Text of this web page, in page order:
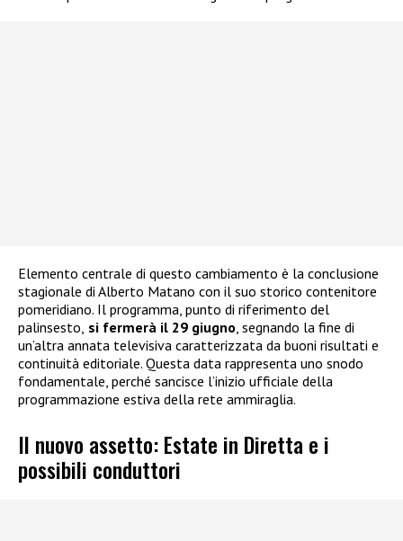
Elemento centrale di questo cambiamento è la conclusione
stagionale di Alberto Matano con il suo storico contenitore
pomeridiano. Il programma, punto di riferimento del
palinsesto, si fermerà il 29 giugno , segnando la fine di
un’altra annata televisiva caratterizzata da buoni risultati e
continuità editoriale. Questa data rappresenta uno snodo
fondamentale, perché sancisce l’inizio ufficiale della
programmazione estiva della rete ammiraglia.
Il nuovo assetto: Estate in Diretta e i
possibili conduttori